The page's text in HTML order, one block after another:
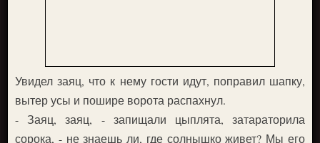
Увидел заяц, что к нему гости идут, поправил шапку,
вытер усы и пошире ворота распахнул.
- Заяц, заяц, - запищали цыплята, затараторила
сорока, - не знаешь ли, где солнышко живет? Мы его